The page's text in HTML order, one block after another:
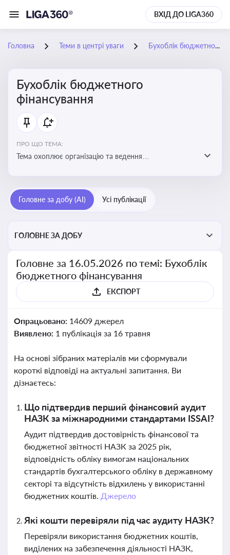
ВХІД ДО LIGA360
Головна Теми в центрі уваги Бухоблік бюджетного фінансування
Бухоблік бюджетного
фінансування
ПРО ЩО ТЕМА:
Тема охоплює організацію та ведення
Головне за добу (AI) Усі публікації
ГОЛОВНЕ ЗА ДОБУ
Головне за 16.05.2026 по темі: Бухоблік
бюджетного фінансування
ЕКСПОРТ
Опрацьовано: 14609 джерел
Виявлено: 1 публікація за 16 травня
На основі зібраних матеріалів ми сформували
короткі відповіді на актуальні запитання. Ви
дізнаєтесь:
Що підтвердив перший фінансовий аудит
НАЗК за міжнародними стандартами ISSAI?
Аудит підтвердив достовірність фінансової та
бюджетної звітності НАЗК за 2025 рік,
відповідність обліку вимогам національних
стандартів бухгалтерського обліку в державному
секторі та відсутність відхилень у використанні
бюджетних коштів. Джерело
Які кошти перевіряли під час аудиту НАЗК?
Перевіряли використання бюджетних коштів,
виділених на забезпечення діяльності НАЗК,